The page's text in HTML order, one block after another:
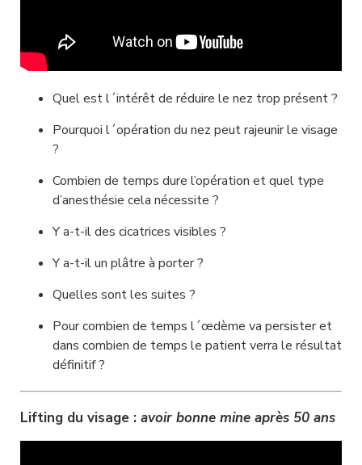
Quel est l´intérêt de réduire le nez trop présent ?
Pourquoi l´opération du nez peut rajeunir le visage
?
Combien de temps dure l’opération et quel type
d’anesthésie cela nécessite ?
Y a-t-il des cicatrices visibles ?
Y a-t-il un plâtre à porter ?
Quelles sont les suites ?
Pour combien de temps l´œdème va persister et
dans combien de temps le patient verra le résultat
définitif ?
Lifting du visage : avoir bonne mine après 50 ans